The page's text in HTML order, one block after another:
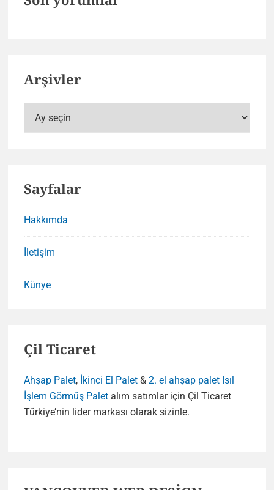
Arşivler
Sayfalar
Hakkımda
İletişim
Künye
Çil Ticaret
Ahşap Palet, İkinci El Palet & 2. el ahşap palet Isıl
İşlem Görmüş Palet alım satımlar için Çil Ticaret
Türkiye’nin lider markası olarak sizinle.